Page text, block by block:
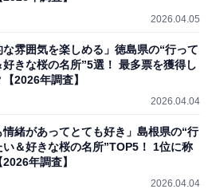
2026.04.05
な雰囲気を楽しめる」徳島県の“行って
好きな桜の名所”5選！ 最多票を獲得し
2026年調査】
2026.04.04
情緒があってとても好き」島根県の“行
い＆好きな桜の名所”TOP5！ 1位に称
年調査】
2026.04.04